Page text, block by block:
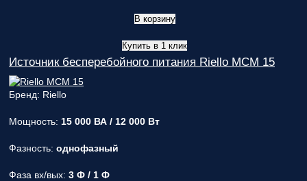
В корзину
Купить в 1 клик
Источник бесперебойного питания Riello MCM 15
Бренд: Riello
Мощность: 15 000 ВА / 12 000 Вт
Фазность: однофазный
Фаза вх/вых: 3 Ф / 1 Ф